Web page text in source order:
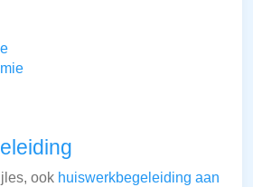
ook huiswerkbegeleiding aan